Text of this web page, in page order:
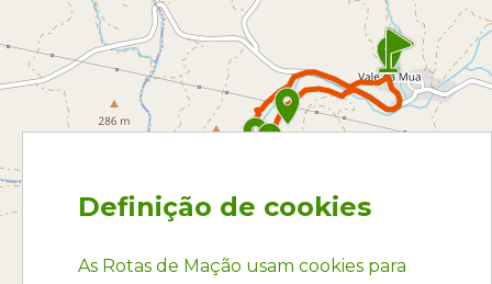
Definição de cookies
As Rotas de Mação usam cookies para